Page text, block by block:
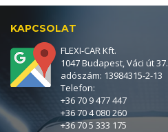
KAPCSOLAT
FLEXI-CAR Kft.
1047 Budapest, Váci út 37.
adószám: 13984315-2-13
Telefon:
+36 70 9 477 447
+36 70 4 080 260
+36 70 5 333 175